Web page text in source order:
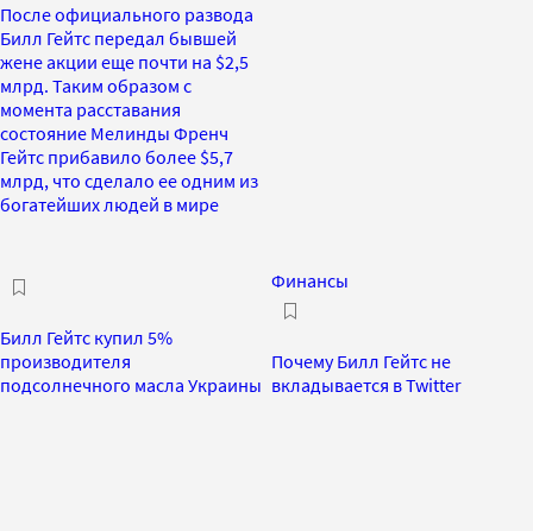
После официального развода
Билл Гейтс передал бывшей
жене акции еще почти на $2,5
млрд. Таким образом с
момента расставания
состояние Мелинды Френч
Гейтс прибавило более $5,7
млрд, что сделало ее одним из
богатейших людей в мире
Билл Гейтс купил 5%
производителя
подсолнечного масла Украины
Финансы
Почему Билл Гейтс не
вкладывается в Twitter